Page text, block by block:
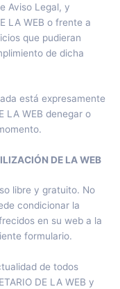
Aviso Legal, y
LA WEB o frente a
que pudieran
de dicha
está expresamente
LA WEB denegar o
DE LA WEB
libre y gratuito. No
condicionar la
en su web a la
formulario.
de todos
DE LA WEB y